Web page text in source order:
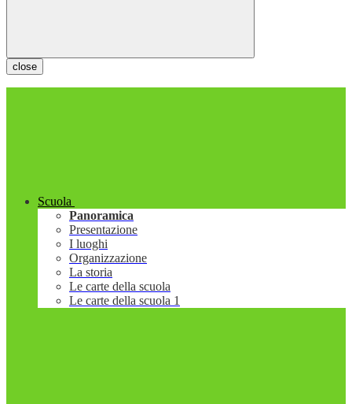
close
Scuola
Panoramica
Presentazione
I luoghi
Organizzazione
La storia
Le carte della scuola
Le carte della scuola 1